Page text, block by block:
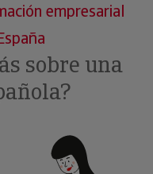
empresarial
sobre una